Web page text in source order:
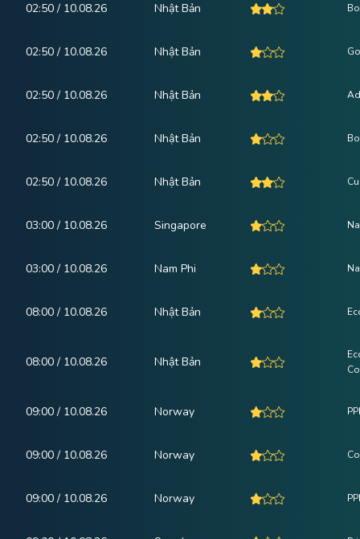
02:50 / 10.08.26 Nhật Bản
02:50 / 10.08.26 Nhật Bản
02:50 / 10.08.26 Nhật Bản
02:50 / 10.08.26 Nhật Bản
02:50 / 10.08.26 Nhật Bản
03:00 / 10.08.26 Singapore
03:00 / 10.08.26 Nam Phi
08:00 / 10.08.26 Nhật Bản
08:00 / 10.08.26 Nhật Bản
09:00 / 10.08.26 Norway
09:00 / 10.08.26 Norway
09:00 / 10.08.26 Norway